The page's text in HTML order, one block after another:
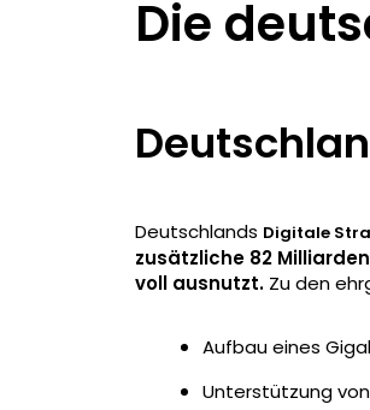
Die
Deutschlands Digitale
zusätzliche 82
voll ausnutzt. Zu den
Aufbau eines
Unterstützung